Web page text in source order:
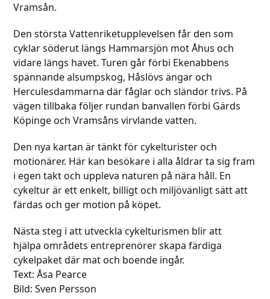
Vramsån.
Den största Vattenriketupplevelsen får den som
cyklar söderut längs Hammarsjön mot Åhus och
vidare längs havet. Turen går förbi Ekenabbens
spännande alsumpskog, Håslövs ängar och
Herculesdammarna där fåglar och sländor trivs. På
vägen tillbaka följer rundan banvallen förbi Gärds
Köpinge och Vramsåns virvlande vatten.
Den nya kartan är tänkt för cykelturister och
motionärer. Här kan besökare i alla åldrar ta sig fram
i egen takt och uppleva naturen på nära håll. En
cykeltur är ett enkelt, billigt och miljövänligt sätt att
färdas och ger motion på köpet.
Nästa steg i att utveckla cykelturismen blir att
hjälpa områdets entreprenörer skapa färdiga
cykelpaket där mat och boende ingår.
Text: Åsa Pearce
Bild: Sven Persson